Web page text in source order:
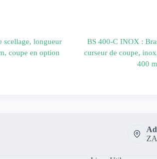
scellage, longueur
coupe en option
BS 400-C INOX :
curseur de coupe,
400